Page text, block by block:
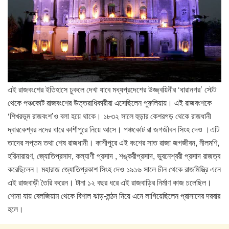
এই রাজবংশের ইতিহাসে ঢুকলে দেখা যাবে মধ্যপ্রদেশের উজ্জ্বয়িনীর ‘ধারানগর’ স্টেট
থেকে পঞ্চকোট রাজবংশের উত্তরাধিকারীরা এসেছিলেন পুরুলিয়ায়। এই রাজবংশকে
‘শিখরভূম রাজবংশ’ও বলা হয়ে থাকে। ১৮৩২ সালে হুড়ার কেশরগড় থেকে রাজধানী
দ্বারকেশ্বর নদের ধারে কাশীপুরে নিয়ে আসে। পঞ্চকোট রা জগজীবন সিংহ দেও ।এটি
তাদের সপ্তম তথা শেষ রাজধানী। কাশীপুরে এই বংশের সাত রাজা জগজীবন, নীলমণি,
হরিনারায়ণ, জ্যোতিপ্রসাদ, কল্যাণী প্রসাদ , শঙ্করীপ্রসাদ, ভুবনেশ্বরী প্রসাদ রাজত্ব
করেছিলেন। মহারাজ জ্যোতিপ্রকাশ সিংহ দেও ১৯১৬ সালে চীন থেকে রাজমিস্ত্রি এনে
এই রাজবাড়ী তৈরি করেন। টানা ১২ বছর ধরে এই রাজবাড়ির নির্মাণ কাজ চলেছিল।
শোনা যায় বেলজিয়াম থেকে বিশাল ঝাড়-লন্ঠন নিয়ে এনে লাগিয়েছিলেন প্রাসাদের দরবার
হলে।